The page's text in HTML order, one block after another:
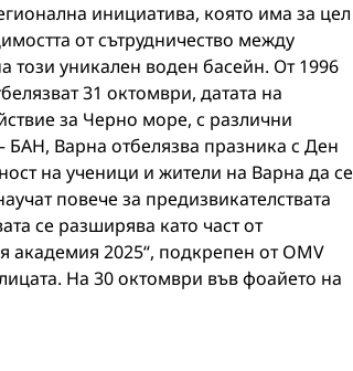
инициатива, която има за цел
от сътрудничество между
този уникален воден басейн. От 1996
31 октомври, датата на
за Черно море, с различни
БАН, Варна отбелязва празника с Ден
на ученици и жители на Варна да се
повече за предизвикателствата
се разширява като част от
академия 2025“, подкрепен от OMV
На 30 октомври във фоайето на